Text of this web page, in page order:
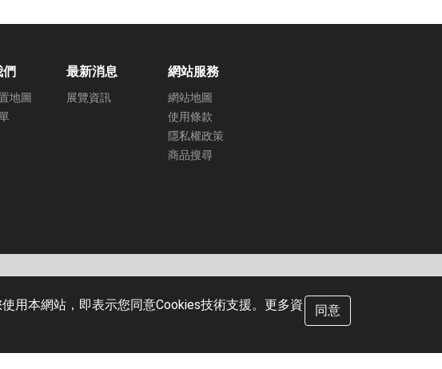
們
地圖
最新消息
展覽資訊
網站服務
網站地圖
使用條款
隱私權政策
商品搜尋
© 2021 Calin Technology Co.,Ltd. All Rights Reserved.
用本網站，即表示您同意Cookies技術支援。更多資
同意